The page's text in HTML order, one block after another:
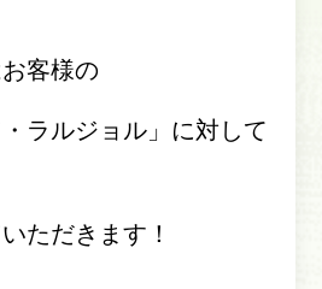
客様の
・ラルジョル」に対して
ただきます！